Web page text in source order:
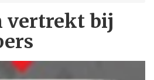
vertrekt bij